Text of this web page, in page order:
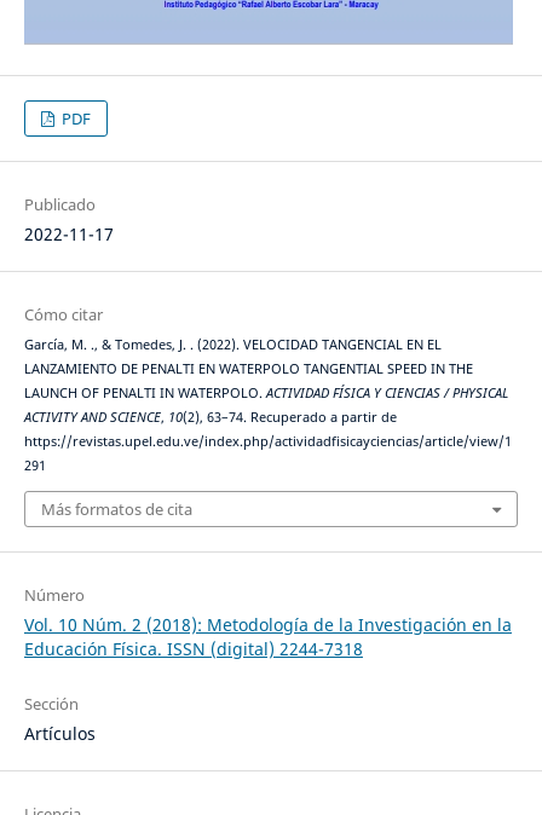
PDF
Publicado
2022-11-17
Cómo citar
García, M. ., & Tomedes, J. . (2022). VELOCIDAD TANGENCIAL EN EL
LANZAMIENTO DE PENALTI EN WATERPOLO TANGENTIAL SPEED IN THE
LAUNCH OF PENALTI IN WATERPOLO.ACTIVIDAD FÍSICA Y CIENCIAS / PHYSICAL
ACTIVITY AND SCIENCE, 10(2), 63–74. Recuperado a partir de
https://revistas.upel.edu.ve/index.php/actividadfisicayciencias/article/view/1
291
Más formatos de cita
Número
Vol. 10 Núm. 2 (2018): Metodología de la Investigación en la
Educación Física. ISSN (digital) 2244-7318
Sección
Artículos